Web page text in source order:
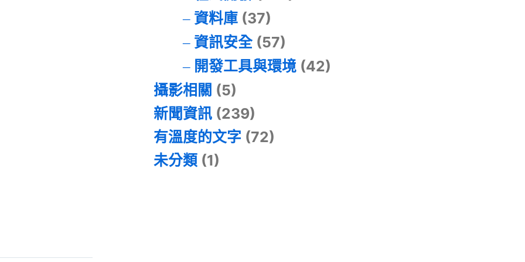
資料庫(37)
資訊安全(57)
開發工具與環境(42)
攝影相關 (5)
新聞資訊 (239)
有溫度的文字 (72)
未分類 (1)